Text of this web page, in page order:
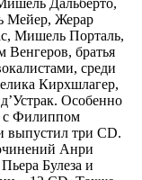
Мейер, Жерар
Мишель Порталь,
братья
среди
Кирхшлагер,
Особенно
с Филиппом
выпустил три CD.
Анри
Булеза и